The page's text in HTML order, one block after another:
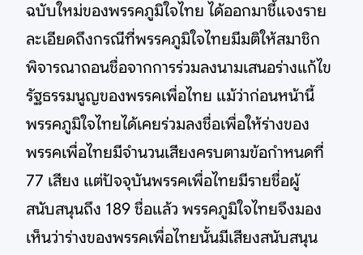
ฉบับใหม่ของพรรคภูมิใจไทย ได้ออกมาชี้แจงราย
ละเอียดถึงกรณีที่พรรคภูมิใจไทยมีมติให้สมาชิก
พิจารณาถอนชื่อจากการร่วมลงนามเสนอร่างแก้ไข
รัฐธรรมนูญของพรรคเพื่อไทย แม้ว่าก่อนหน้านี้
พรรคภูมิใจไทยได้เคยร่วมลงชื่อเพื่อให้ร่างของ
พรรคเพื่อไทยมีจำนวนเสียงครบตามข้อกำหนดที่
77 เสียง แต่ปัจจุบันพรรคเพื่อไทยมีรายชื่อผู้
สนับสนุนถึง 189 ชื่อแล้ว พรรคภูมิใจไทยจึงมอง
เห็นว่าร่างของพรรคเพื่อไทยนั้นมีเสียงสนับสนุน